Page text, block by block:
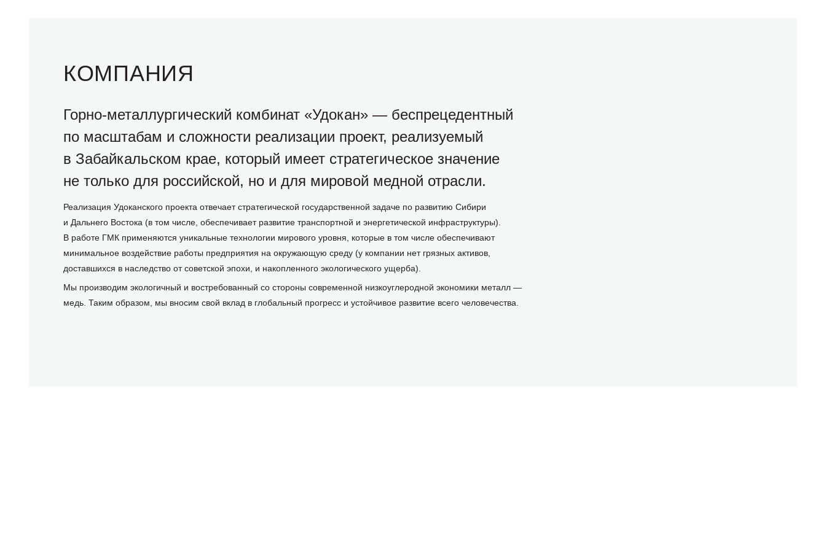
КОМПАНИЯ
Горно-металлургический комбинат «Удокан» — беспрецедентный
по масштабам и сложности реализации проект, реализуемый
в Забайкальском крае, который имеет стратегическое значение
не только для российской, но и для мировой медной отрасли.
Реализация Удоканского проекта отвечает стратегической государственной задаче по развитию Сибири
и Дальнего Востока (в том числе, обеспечивает развитие транспортной и энергетической инфраструктуры).
В работе ГМК применяются уникальные технологии мирового уровня, которые в том числе обеспечивают
минимальное воздействие работы предприятия на окружающую среду (у компании нет грязных активов,
доставшихся в наследство от советской эпохи, и накопленного экологического ущерба).
Мы производим экологичный и востребованный со стороны современной низкоуглеродной экономики металл —
медь. Таким образом, мы вносим свой вклад в глобальный прогресс и устойчивое развитие всего человечества.